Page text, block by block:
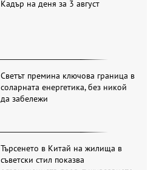
Кадър на деня за 3 август
Светът премина ключова граница в
соларната енергетика, без никой
да забележи
Търсенето в Китай на жилища в
съветски стил показва